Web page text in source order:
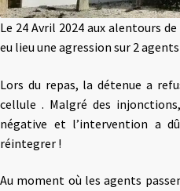
Le 24 Avril 2024 aux alentours
eu lieu une agression sur 2
Lors du repas, la détenue a
cellule . Malgré des
négative et l’intervention a
réintegrer !
Au moment où les agents